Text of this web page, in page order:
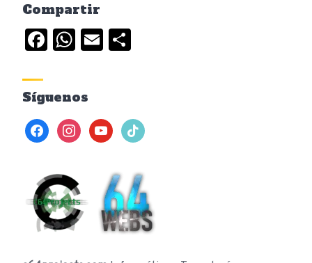
Compartir
Facebook
WhatsApp
Email
Síguenos
facebookinstagramyoutubetiktok